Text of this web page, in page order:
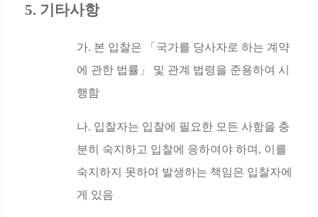
5. 기타사항
가. 본 입찰은 「 국가를 당사자로 하는 계약
에 관한 법률 」 및 관계 법령을 준용하여 시
행함
나. 입찰자는 입찰에 필요한 모든 사항을 충
분히 숙지하고 입찰에 응하여야 하며 , 이를
숙지하지 못하여 발생하는 책임은 입찰자에
게 있음